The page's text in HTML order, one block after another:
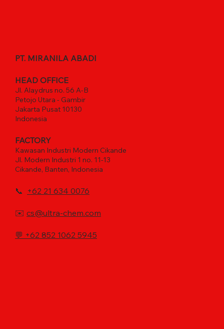
PT. MIRANILA ABADI
HEAD OFFICE
Jl. Alaydrus no. 56 A-B
Petojo Utara - Gambir
Jakarta Pusat 10130
Indonesia
FACTORY
Kawasan Industri Modern Cikande
Jl. Modern Industri 1 no. 11-13
Cikande, Banten, Indonesia
📞 +62 21 634 0076
✉️ cs@ultra-chem.com
💬 +62 852 1062 5945